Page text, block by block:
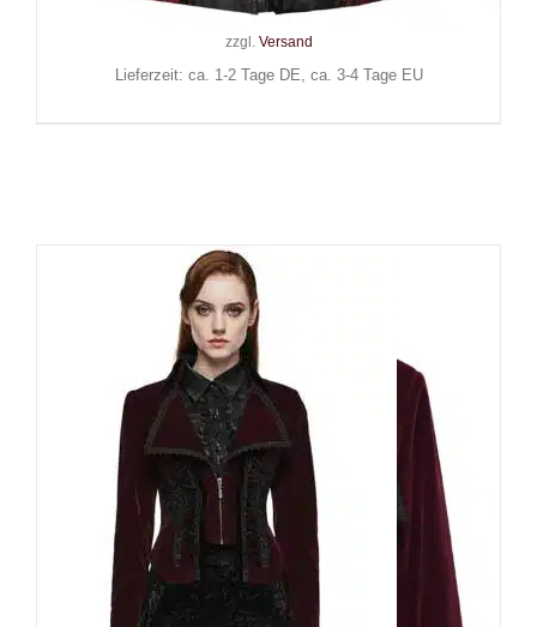
Inkl. MwSt.
zzgl. Versand
Lieferzeit: ca. 1-2 Tage DE, ca. 3-4 Tage EU